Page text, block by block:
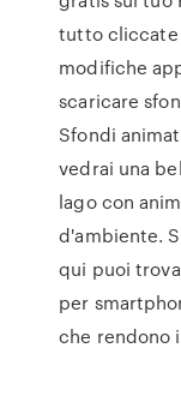
tutto cliccate
modifiche
scaricare
Sfondi
vedrai una
lago con
d'ambiente.
qui puoi
per
che rendono